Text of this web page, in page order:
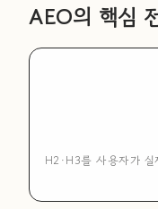
AEO의 핵심
H2·H3를 사용자가 실